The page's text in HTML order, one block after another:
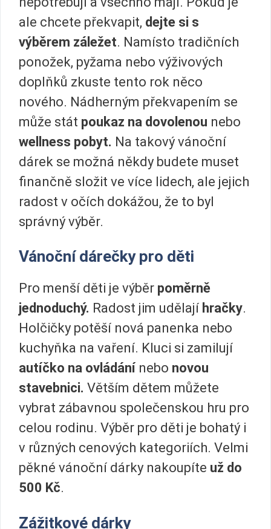
ale chcete překvapit, dejte si s
výběrem záležet. Namísto tradičních
ponožek, pyžama nebo výživových
doplňků zkuste tento rok něco
nového. Nádherným překvapením se
může stát poukaz na dovolenou nebo
wellness pobyt. Na takový vánoční
dárek se možná někdy budete muset
finančně složit ve více lidech, ale jejich
radost v očích dokážou, že to byl
správný výběr.
Vánoční dárečky pro děti
Pro menší děti je výběr poměrně
jednoduchý. Radost jim udělají hračky.
Holčičky potěší nová panenka nebo
kuchyňka na vaření. Kluci si zamilují
autíčko na ovládánínebo novou
stavebnici. Větším dětem můžete
vybrat zábavnou společenskou hru pro
celou rodinu. Výběr pro děti je bohatý i
v různých cenových kategoriích. Velmi
pěkné vánoční dárky nakoupíte už do
500 Kč.
Zážitkové dárky